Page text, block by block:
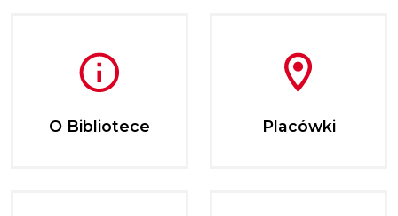
O Bibliotece Placówki